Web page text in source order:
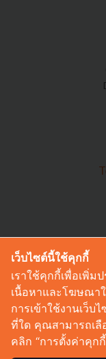
เว็บไซต์นี้ใช้คุกกี้
เราใช้คุกกี้เพื่อเพิ่ม
เนื้อหาและโฆษณา
การเข้าใช้งานเว็บ
ที่ใด คุณสามารถเลื
คลิก “การตั้งค่าคุก